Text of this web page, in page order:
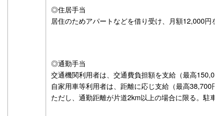
◎住居手当
居住のためアパートなどを借り受け、月額12,000円
◎通勤手当
交通機関利用者は、交通費負担額を支給（最高
自家用車等利用者は、距離に応じ支給（最高38,700円
ただし、通勤距離が片道2km以上の場合に限る。駐車